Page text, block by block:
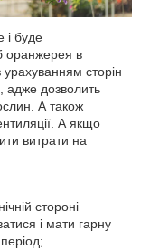
і буде
оранжерея в
сторін
адже дозволить
А також
А якщо
витрати на
стороні
і мати гарну